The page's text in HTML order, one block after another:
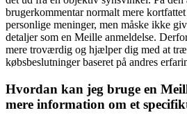
brugerkommentar normalt mere
personlige meninger, men måske ikke
detaljer som en Meille anmeldelse.
mere troværdig og hjælper dig med at
købsbeslutninger baseret på andres
Hvordan kan jeg bruge en
mere information om et